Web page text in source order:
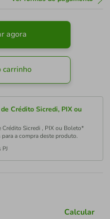
agora
carrinho
Crédito Sicredi, PIX ou
Crédito Sicredi , PIX ou Boleto*
a compra deste produto.
Calcular